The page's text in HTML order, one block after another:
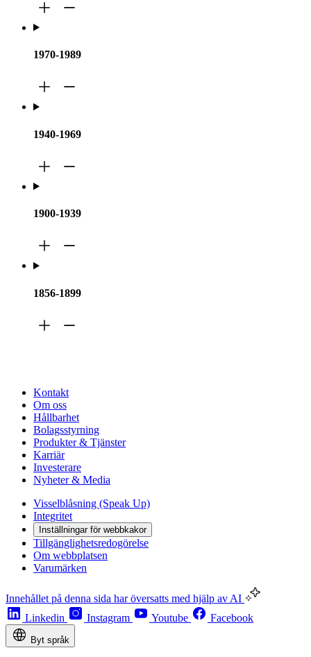
1970-1989
1940-1969
1900-1939
1856-1899
Kontakt
Om oss
Hållbarhet
Bolagsstyrning
Produkter & Tjänster
Karriär
Investerare
Nyheter & Media
Visselblåsning (Speak Up)
Integritet
Inställningar för webbkakor
Tillgänglighetsredogörelse
Om webbplatsen
Varumärken
Innehållet på denna sida har översatts med hjälp av AI
Linkedin
Instagram Youtube Facebook
Byt språk